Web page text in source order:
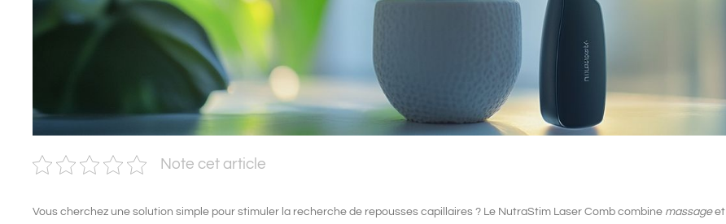
Note cet article
Vous cherchez une solution simple pour stimuler la recherche de repousses capillaires ? Le NutraStim Laser Comb combine massageet